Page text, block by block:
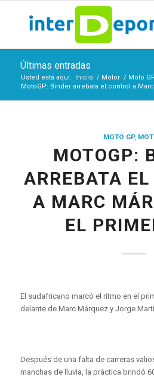
Últimas entradas
Usted está aquí: Inicio / Motor / Moto
MotoGP: Binder arrebata el control a
MOTO GP,
MOTOGP:
ARREBATA
A MARC
EL
El sudafricano marcó el ritmo en el
delante de Marc Márquez y Jorge
Después de una falta de carreras
manchas de lluvia, la práctica brindó